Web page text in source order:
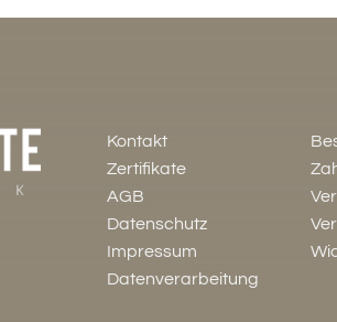
Kontakt
Zertifikate
AGB
Datenschutz
Impressum
Datenverarbeitung